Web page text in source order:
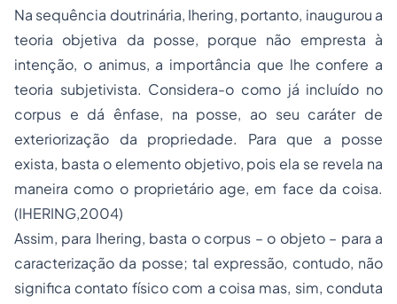
Na sequência doutrinária, Ihering, portanto, inaugurou a
teoria objetiva da posse, porque não empresta à
intenção, o animus, a importância que lhe confere a
teoria subjetivista. Considera-o como já incluído no
corpus e dá ênfase, na posse, ao seu caráter de
exteriorização da propriedade. Para que a posse
exista, basta o elemento objetivo, pois ela se revela na
maneira como o proprietário age, em face da coisa.
(IHERING,2004)
Assim, para Ihering, basta o corpus – o objeto – para a
caracterização da posse; tal expressão, contudo, não
significa contato físico com a coisa mas, sim, conduta